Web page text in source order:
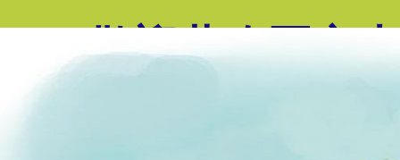
歡迎蒞臨國立